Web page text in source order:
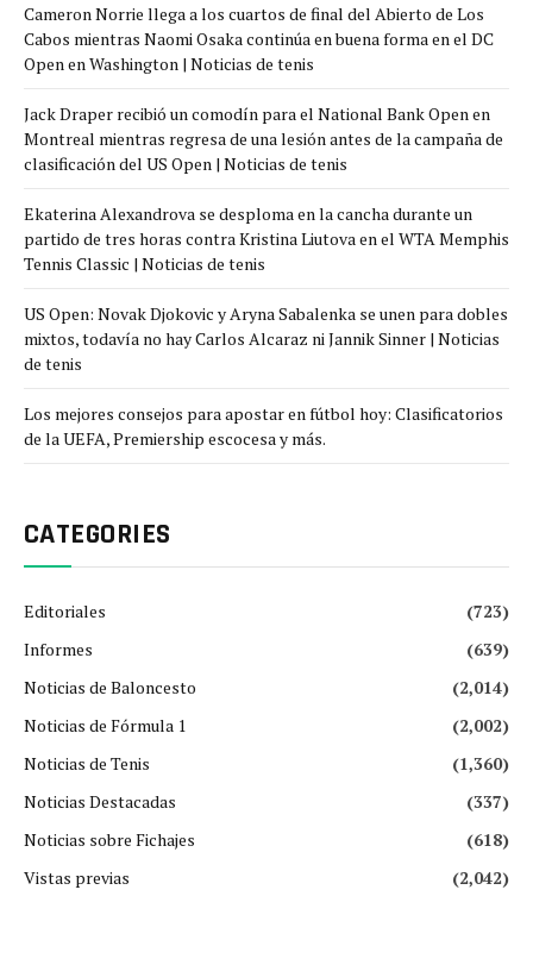
Cameron Norrie llega a los cuartos de final del Abierto de Los
Cabos mientras Naomi Osaka continúa en buena forma en el DC
Open en Washington | Noticias de tenis
Jack Draper recibió un comodín para el National Bank Open en
Montreal mientras regresa de una lesión antes de la campaña de
clasificación del US Open | Noticias de tenis
Ekaterina Alexandrova se desploma en la cancha durante un
partido de tres horas contra Kristina Liutova en el WTA Memphis
Tennis Classic | Noticias de tenis
US Open: Novak Djokovic y Aryna Sabalenka se unen para dobles
mixtos, todavía no hay Carlos Alcaraz ni Jannik Sinner | Noticias
de tenis
Los mejores consejos para apostar en fútbol hoy: Clasificatorios
de la UEFA, Premiership escocesa y más.
CATEGORIES
Editoriales
(723)
Informes
(639)
Noticias de Baloncesto
(2,014)
Noticias de Fórmula 1
(2,002)
Noticias de Tenis
(1,360)
Noticias Destacadas
(337)
Noticias sobre Fichajes
(618)
Vistas previas
(2,042)